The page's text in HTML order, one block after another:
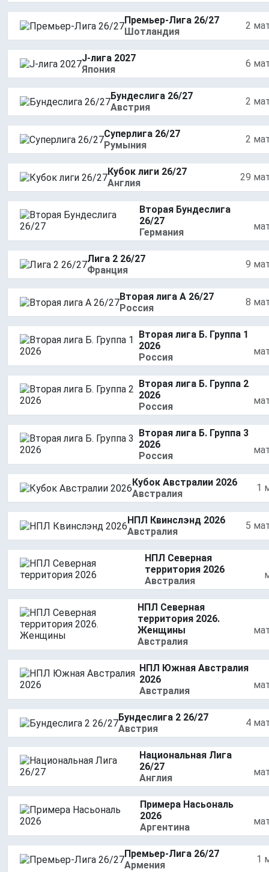
Премьер-Лига 26/27
Шотландия
2
J-лига 2027
Япония
6
Бундеслига 26/27
Австрия
2
Суперлига 26/27
Румыния
2
Кубок лиги 26/27
Англия
29
Вторая Бундеслига
26/27
Германия
Лига 2 26/27
Франция
9
Вторая лига А 26/27
Россия
8
Вторая лига Б. Группа 1
2026
Россия
Вторая лига Б. Группа 2
2026
Россия
Вторая лига Б. Группа 3
2026
Россия
Кубок Австралии 2026
Австралия
1
НПЛ Квинслэнд 2026
Австралия
5
НПЛ Северная
территория 2026
Австралия
НПЛ Северная
территория 2026.
Женщины
Австралия
НПЛ Южная Австралия
2026
Австралия
Бундеслига 2 26/27
Австрия
4
Национальная Лига
26/27
Англия
Примера Насьональ
2026
Аргентина
Премьер-Лига 26/27
Армения
1